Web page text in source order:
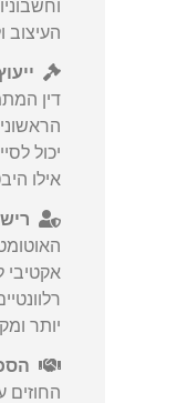
העיצוב
דין
יכול
אילו
אקטיבי
יותר
החוזים